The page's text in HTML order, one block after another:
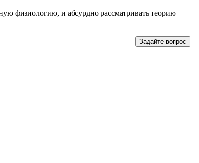
физиологию, и абсурдно рассматривать теорию